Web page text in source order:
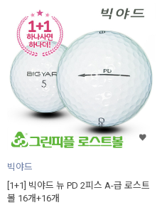
빅야드
[1+1] 빅야드 뉴 PD 2피스 A-급 로스트
볼 16개+16개